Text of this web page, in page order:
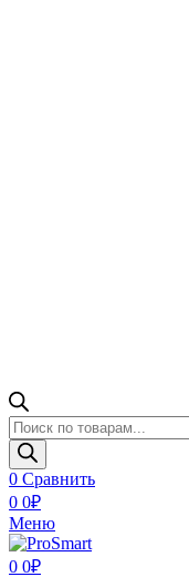
0 Сравнить
0 0₽
Меню
0 0₽